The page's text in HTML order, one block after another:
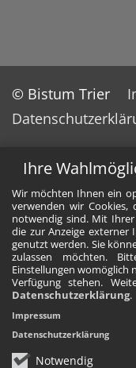
Ihre
Wir möchten Ihnen ein
verwenden wir Cookies,
notwendig sind. Mit
die zur Anzeige externer
genutzt werden. Sie
zulassen möchten.
Einstellungen womöglich
Verfügung stehen.
Datenschutzerklärung.
Notwendig
Impressum
Datenschutzerklärung
© Bistum Trier